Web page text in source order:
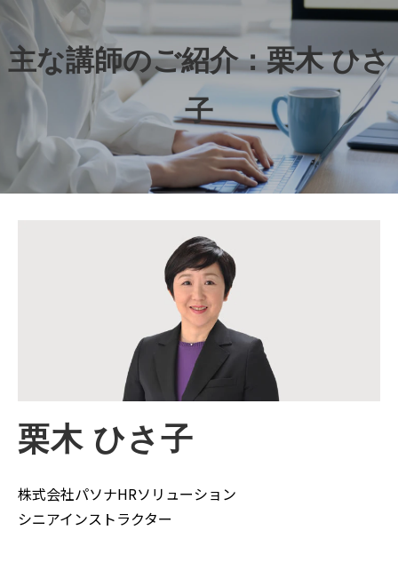
主な講師のご紹介：栗木 ひさ
子
栗木 ひさ子
株式会社パソナHRソリューション
シニアインストラクター